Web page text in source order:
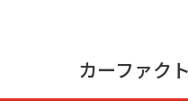
カーファク